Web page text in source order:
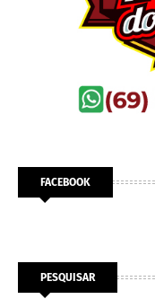
FACEBOOK
PESQUISAR